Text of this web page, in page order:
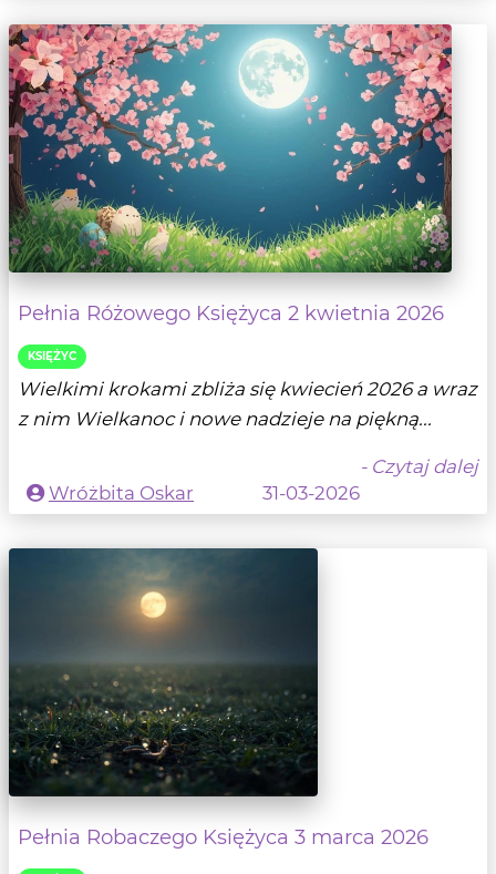
Pełnia Różowego Księżyca 2 kwietnia 2026
KSIĘŻYC
Wielkimi krokami zbliża się kwiecień 2026 a wraz
z nim Wielkanoc i nowe nadzieje na piękną...
- Czytaj dalej
Wróżbita Oskar
31-03-2026
Pełnia Robaczego Księżyca 3 marca 2026